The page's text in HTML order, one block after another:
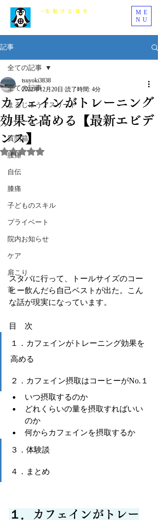
​一生動ける体を
ME
NU
記事
全ての記事
まるじゅうアスリート
トレーニング
質問箱
腰痛
自伝
膝痛
子どものスキル
プライベート
院内お知らせ
ケア
肩こり
首
全ての記事
カフェインがトレーニング
効果を高める【最新エビデ
ンス】
tsuyoki3838
2022年12月20日 読了時間: 4分
5つ星のうちNaNと評価されています。
スタバに行って、トールサイズのコー
ヒー飲んだら自己ベストが出た。こん
な話が現実になっています。
目　次
１．カフェインがトレーニング効果を
高める
２．カフェイン摂取はコーヒーがNo.１
いつ摂取するのか
どれくらいの量を摂取すればいい
のか
何からカフェインを摂取するか
３．体験談
４．まとめ
１．カフェインがトレー